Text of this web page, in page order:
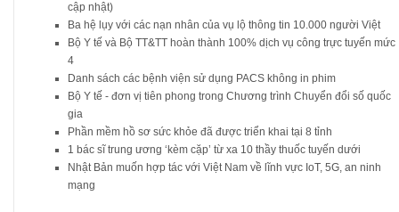
cập nhật)
Ba hệ lụy với các nạn nhân của vụ lộ thông tin 10.000 người Việt
Bộ Y tế và Bộ TT&TT hoàn thành 100% dịch vụ công trực tuyến mức
4
Danh sách các bệnh viện sử dụng PACS không in phim
Bộ Y tế - đơn vị tiên phong trong Chương trình Chuyển đổi số quốc
gia
Phần mềm hồ sơ sức khỏe đã được triển khai tại 8 tỉnh
1 bác sĩ trung ương ‘kèm cặp’ từ xa 10 thầy thuốc tuyến dưới
Nhật Bản muốn hợp tác với Việt Nam về lĩnh vực IoT, 5G, an ninh
mạng